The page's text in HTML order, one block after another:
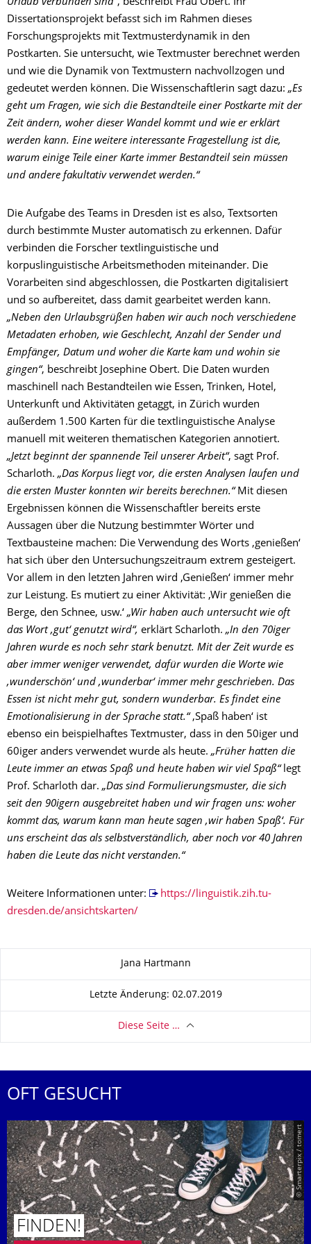
Urlaub verbunden sind “, beschreibt Frau Obert. Ihr
Dissertationsprojekt befasst sich im Rahmen dieses
Forschungsprojekts mit Textmusterdynamik in den
Postkarten. Sie untersucht, wie Textmuster berechnet werden
und wie die Dynamik von Textmustern nachvollzogen und
gedeutet werden können. Die Wissenschaftlerin sagt dazu: „Es
geht um Fragen, wie sich die Bestandteile einer Postkarte mit der
Zeit ändern, woher dieser Wandel kommt und wie er erklärt
werden kann. Eine weitere interessante Fragestellung ist die,
warum einige Teile einer Karte immer Bestandteil sein müssen
und andere fakultativ verwendet werden.“
Die Aufgabe des Teams in Dresden ist es also, Textsorten
durch bestimmte Muster automatisch zu erkennen. Dafür
verbinden die Forscher textlinguistische und
korpuslinguistische Arbeitsmethoden miteinander. Die
Vorarbeiten sind abgeschlossen, die Postkarten digitalisiert
und so aufbereitet, dass damit gearbeitet werden kann.
„Neben den Urlaubsgrüßen haben wir auch noch verschiedene
Metadaten erhoben, wie Geschlecht, Anzahl der Sender und
Empfänger, Datum und woher die Karte kam und wohin sie
gingen“, beschreibt Josephine Obert. Die Daten wurden
maschinell nach Bestandteilen wie Essen, Trinken, Hotel,
Unterkunft und Aktivitäten getaggt, in Zürich wurden
außerdem 1.500 Karten für die textlinguistische Analyse
manuell mit weiteren thematischen Kategorien annotiert.
„Jetzt beginnt der spannende Teil unserer Arbeit“, sagt Prof.
Scharloth. „Das Korpus liegt vor, die ersten Analysen laufen und
die ersten Muster konnten wir bereits berechnen.“ Mit diesen
Ergebnissen können die Wissenschaftler bereits erste
Aussagen über die Nutzung bestimmter Wörter und
Textbausteine machen: Die Verwendung des Worts ‚genießen‘
hat sich über den Untersuchungszeitraum extrem gesteigert.
Vor allem in den letzten Jahren wird ‚Genießen‘ immer mehr
zur Leistung. Es mutiert zu einer Aktivität: ‚Wir genießen die
Berge, den Schnee, usw.‘ „Wir haben auch untersucht wie oft
das Wort ‚gut‘ genutzt wird“, erklärt Scharloth. „In den 70iger
Jahren wurde es noch sehr stark benutzt. Mit der Zeit wurde es
aber immer weniger verwendet, dafür wurden die Worte wie
‚wunderschön‘ und ‚wunderbar‘ immer mehr geschrieben. Das
Essen ist nicht mehr gut, sondern wunderbar. Es findet eine
Emotionalisierung in der Sprache statt.“ ‚Spaß haben‘ ist
ebenso ein beispielhaftes Textmuster, dass in den 50iger und
60iger anders verwendet wurde als heute. „Früher hatten die
Leute immer an etwas Spaß und heute haben wir viel Spaß“legt
Prof. Scharloth dar. „Das sind Formulierungsmuster, die sich
seit den 90igern ausgebreitet haben und wir fragen uns: woher
kommt das, warum kann man heute sagen ‚wir haben Spaß‘. Für
uns erscheint das als selbstverständlich, aber noch vor 40 Jahren
haben die Leute das nicht verstanden.“
Weitere Informationen unter:
https://linguistik.zih.tu-
dresden.de/ansichtskarten/
Jana Hartmann
Letzte Änderung: 02.07.2019
Diese Seite …
OFT GESUCHT
© Smarterpix / tomert
FINDEN!